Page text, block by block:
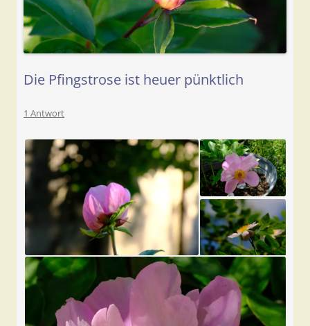
Die Pfingstrose ist heuer pünktlich
1 Antwort